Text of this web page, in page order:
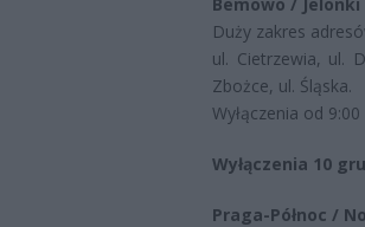
Duży zakres
ul. Cietrzewia, ul.
Zbożce, ul. Śląska.
Wyłączenia od
Wyłączenia 10
Praga-Północ /